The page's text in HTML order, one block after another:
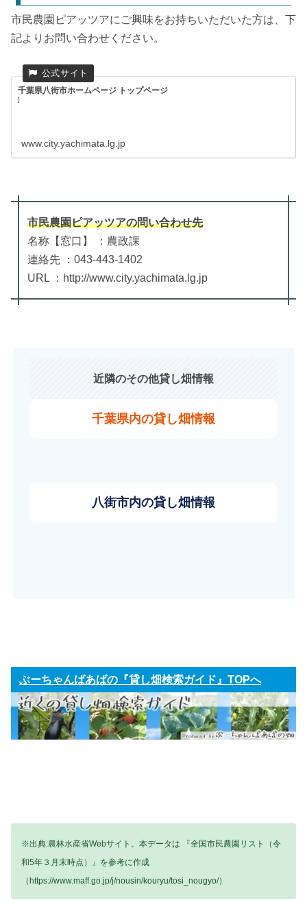
市民農園ピアッツアにご興味をお持ちいただいた方は、下
記よりお問い合わせください。
千葉県八街市ホームページ トップページ
]
www.city.yachimata.lg.jp
市民農園ピアッツアの問い合わせ先
名称【窓口】 ：農政課
連絡先 ：043-443-1402
URL ：http://www.city.yachimata.lg.jp
近隣のその他貸し畑情報
千葉県内の貸し畑情報
八街市内の貸し畑情報
ぶーちゃんばあばの『貸し畑検索ガイド』TOPへ
※出典:農林水産省Webサイト。本データは 『全国市民農園リスト（令
和5年３月末時点）』を参考に作成
（https://www.maff.go.jp/j/nousin/kouryu/tosi_nougyo/）